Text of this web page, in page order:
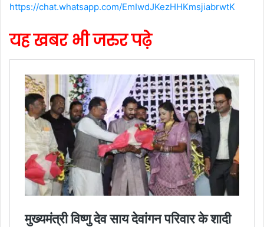
https://chat.whatsapp.com/EmIwdJKezHHKmsjiabrwtK
यह खबर भी जरुर पढ़े